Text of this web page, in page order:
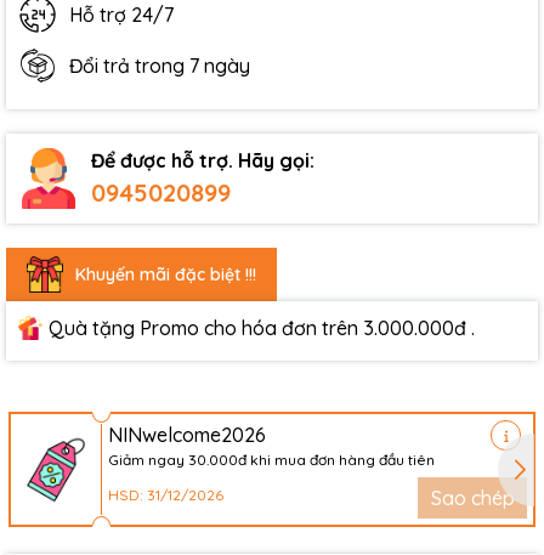
Hỗ trợ 24/7
Đổi trả trong 7 ngày
Để được hỗ trợ. Hãy gọi:
0945020899
Khuyến mãi đặc biệt !!!
Quà tặng Promo cho hóa đơn trên 3.000.000đ .
NINwelcome2026
Giảm ngay 30.000đ khi mua đơn hàng đầu tiên
HSD: 31/12/2026
Sao chép